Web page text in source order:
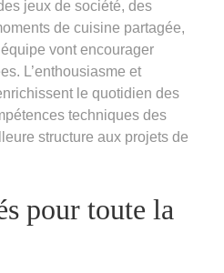
jeux de société, des
de cuisine partagée,
vont encourager
L’enthousiasme et
le quotidien des
techniques des
structure aux projets de
pour toute la